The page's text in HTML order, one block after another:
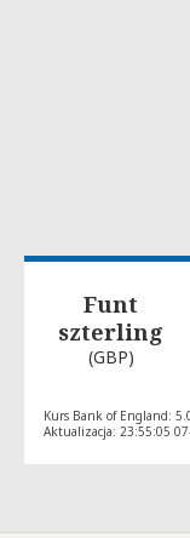
Funt
szterling
(GBP)
Kurs Bank of England:
Aktualizacja: 23:55:05